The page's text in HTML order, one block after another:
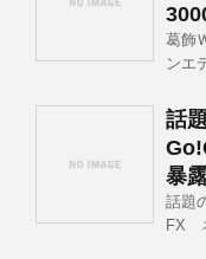
葛飾
ンエ
話
暴
話題
FX